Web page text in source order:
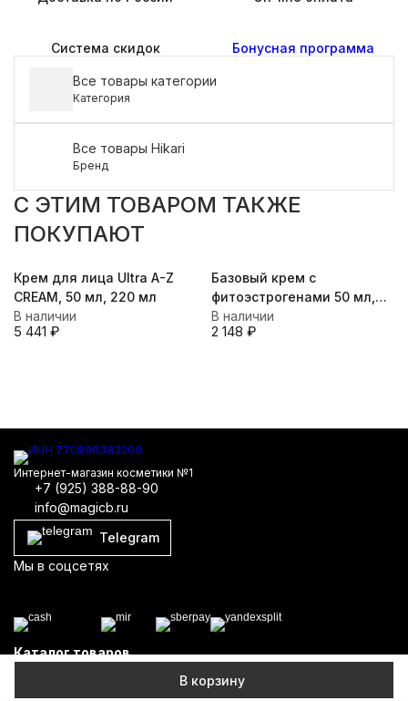
В корзину
Система скидок Бонусная программа
Все товары категории
Категория
Все товары Hikari
Бренд
C ЭТИМ ТОВАРОМ ТАКЖЕ
ПОКУПАЮТ
Крем для лица Ultra A-Z
CREAM, 50 мл, 220 мл
В наличии
5 441 ₽
Базовый крем с
фитоэстрогенами 50 мл,
150 мл
В наличии
2 148 ₽
Интернет-магазин косметики №1
+7 (925) 388-88-90
info@magicb.ru
Telegram
Мы в соцсетях
Каталог товаров
Карта сайта